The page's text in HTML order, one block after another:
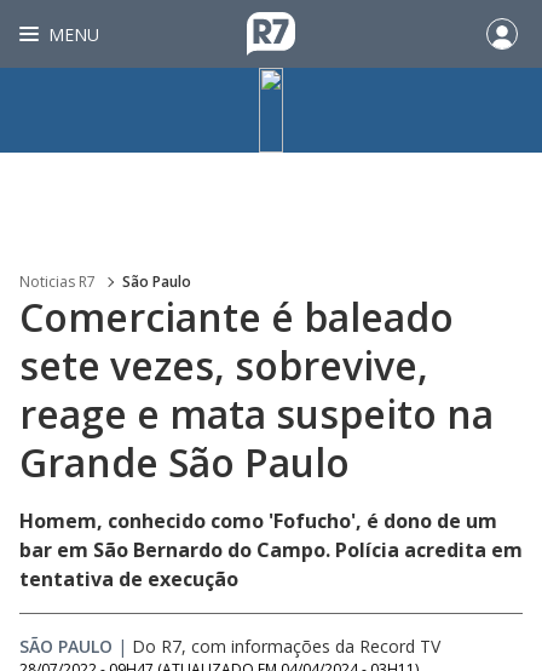
MENU
Noticias R7 São Paulo
Comerciante é baleado
sete vezes, sobrevive,
reage e mata suspeito na
Grande São Paulo
Homem, conhecido como 'Fofucho', é dono de um
bar em São Bernardo do Campo. Polícia acredita em
tentativa de execução
SÃO PAULO | Do R7, com informações da Record TV